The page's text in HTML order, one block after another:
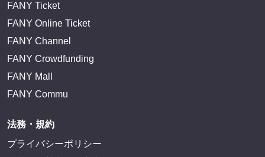
FANY Ticket
FANY Online Ticket
FANY Channel
FANY Crowdfunding
FANY Mall
FANY Commu
法務・規約
プライバシーポリシー